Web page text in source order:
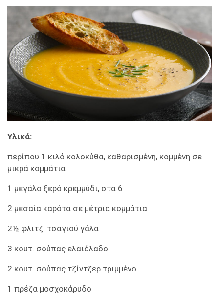
Υλικά:
περίπου 1 κιλό κολοκύθα, καθαρισμένη, κομμένη σε
μικρά κομμάτια
1 μεγάλο ξερό κρεμμύδι, στα 6
2 μεσαία καρότα σε μέτρια κομμάτια
2½ φλιτζ. τσαγιού γάλα
3 κουτ. σούπας ελαιόλαδο
2 κουτ. σούπας τζίντζερ τριμμένο
1 πρέζα μοσχοκάρυδο